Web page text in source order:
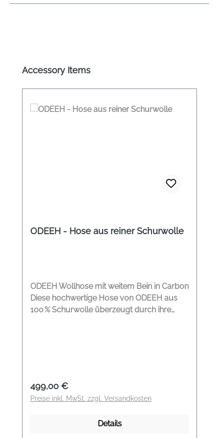
Produktgalerie überspringen
Accessory Items
ODEEH - Hose aus reiner Schurwolle
ODEEH Wollhose mit weitem Bein in Carbon
Diese hochwertige Hose von ODEEH aus
100 % Schurwolle überzeugt durch ihre
weit fallende Bein macht sie zum stilvollen
Allrounder – solo getragen oder als Set mit
der passenden ODEEH-Bluse aus reiner
Regulärer Preis:
499,00 €
Preise inkl. MwSt. zzgl. Versandkosten
Details